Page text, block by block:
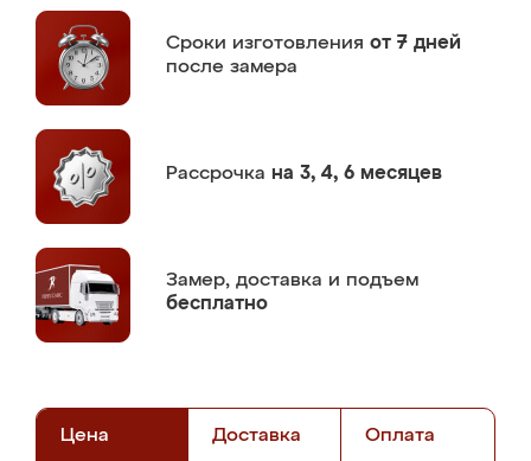
Сроки изготовления от 7 дней
после замера
Рассрочка на 3, 4, 6 месяцев
Замер, доставка и подъем
бесплатно
Цена Доставка Оплата